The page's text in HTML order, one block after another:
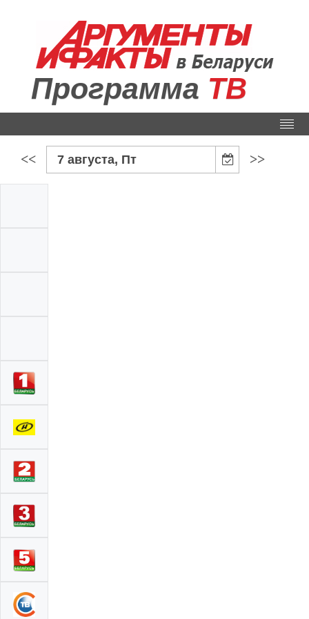
Программа ТВ
<< 7 августа, Пт >>